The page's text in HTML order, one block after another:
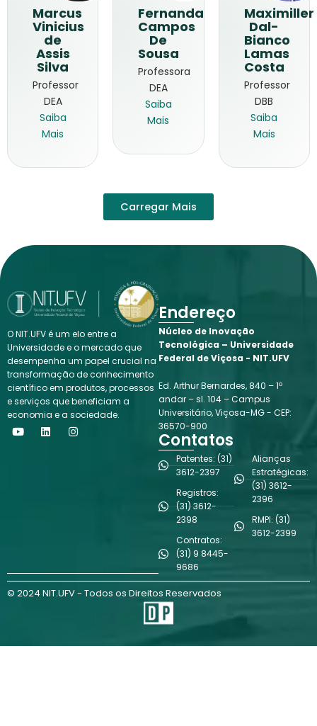
Marcus
Vinicius
de
Assis
Silva
Professor
DEA
Saiba
Mais
Fernanda
Campos
De
Sousa
Professora
DEA
Saiba
Mais
Maximiller
Dal-
Bianco
Lamas
Costa
Professor
DBB
Saiba
Mais
Carregar Mais
O NIT.UFV é um elo entre a
Universidade e o mercado que
desempenha um papel crucial na
transformação de conhecimento
científico em produtos, processos
e serviços que beneficiam a
economia e a sociedade.
Y
o
L
i
I
n
Endereço
Núcleo de Inovação
Tecnológica – Universidade
Federal de Viçosa - NIT.UFV
Ed. Arthur Bernardes, 840 – 1º
andar – sl. 104 – Campus
Universitário, Viçosa-MG - CEP:
36570-900
Contatos
Patentes: (31)
3612-2397
Registros:
(31) 3612-
2398
Contratos:
(31) 9 8445-
9686
Alianças
Estratégicas:
(31) 3612-
2396
RMPI: (31)
3612-2399
© 2024 NIT.UFV - Todos os Direitos Reservados